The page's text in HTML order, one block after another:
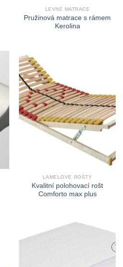
LEVNÉ MATRACE
Pružinová matrace s rámem
Kerolina
LAMELOVÉ ROŠTY
Kvalitní polohovací rošt
Comforto max plus